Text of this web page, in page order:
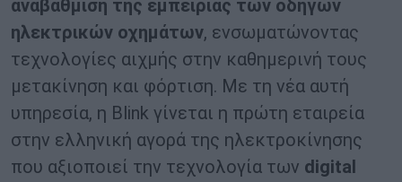
αναβάθμιση της εμπειρίας των οδηγών
ηλεκτρικών οχημάτων, ενσωματώνοντας
τεχνολογίες αιχμής στην καθημερινή τους
μετακίνηση και φόρτιση. Με τη νέα αυτή
υπηρεσία, η Blink γίνεται η πρώτη εταιρεία
στην ελληνική αγορά της ηλεκτροκίνησης
που αξιοποιεί την τεχνολογία των digital